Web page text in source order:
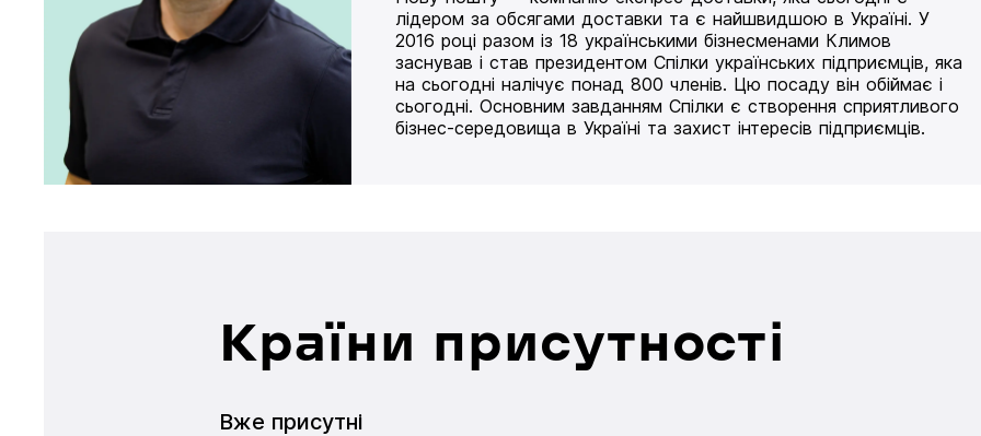
лідером за обсягами доставки та є найшвидшою в Україні. У
2016 році разом із 18 українськими бізнесменами Климов
заснував і став президентом Спілки українських підприємців, яка
на сьогодні налічує понад 800 членів. Цю посаду він обіймає і
сьогодні. Основним завданням Спілки є створення сприятливого
бізнес-середовища в Україні та захист інтересів підприємців.
Країни присутності
Вже присутні